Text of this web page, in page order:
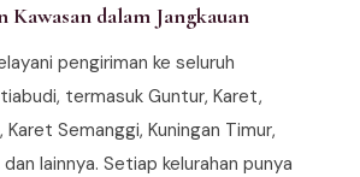
Kawasan dalam Jangkauan
pengiriman ke seluruh
termasuk Guntur, Karet,
Karet Semanggi, Kuningan Timur,
lainnya. Setiap kelurahan punya